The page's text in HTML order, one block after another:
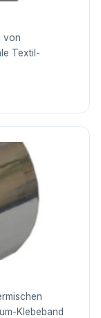
von
Textil-
Klebeband